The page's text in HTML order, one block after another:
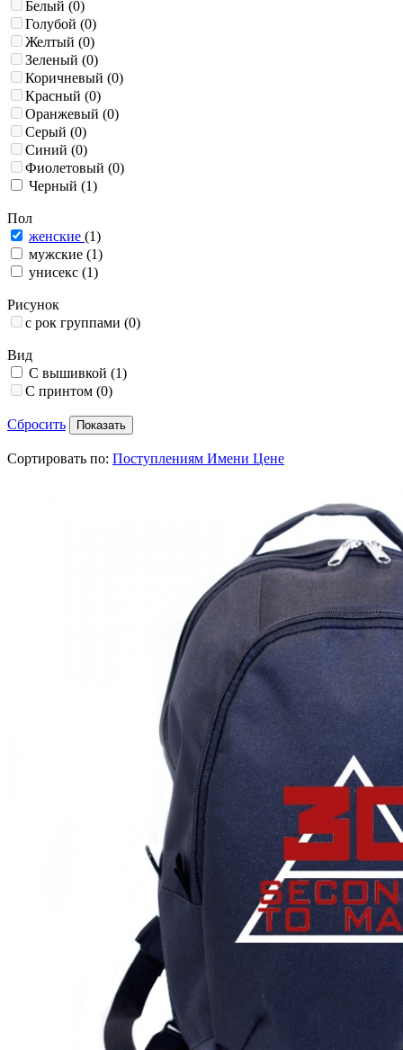
Белый (0)
Голубой (0)
Желтый (0)
Зеленый (0)
Коричневый (0)
Красный (0)
Оранжевый (0)
Серый (0)
Синий (0)
Фиолетовый (0)
Черный (1)
Пол
женские (1)
мужские (1)
унисекс (1)
Рисунок
с рок группами (0)
Вид
С вышивкой (1)
С принтом (0)
Сбросить
Сортировать по: Поступлениям Имени Цене